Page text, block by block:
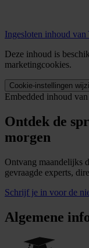
Ingesloten inhoud van
Deze inhoud is
marketingcookies.
Cookie-instellingen
Embedded inhoud
Ontdek de
morgen
Ontvang maandelijks
gevraagde experts,
Schrijf je in voor de
Algemene